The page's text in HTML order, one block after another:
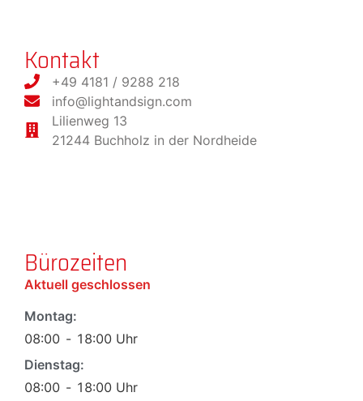
Kontakt
+49 4181 / 9288 218
info@lightandsign.com
Lilienweg 13
21244 Buchholz in der Nordheide
Bürozeiten
Aktuell geschlossen
Montag:
08:00 - 18:00 Uhr
Dienstag:
08:00 - 18:00 Uhr